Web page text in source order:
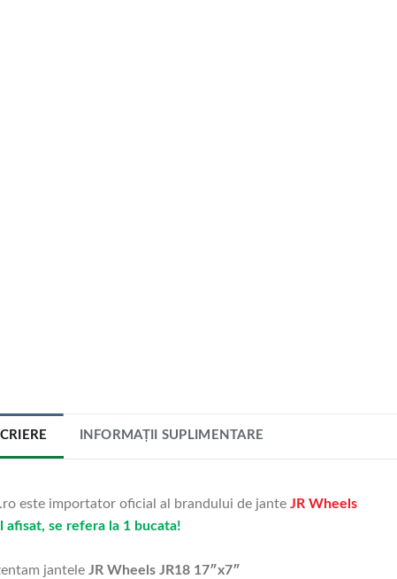
INFORMAȚII SUPLIMENTARE
este importator oficial al brandului de jante JR Wheels
afisat, se refera la 1 bucata!
jantele JR Wheels JR18 17″x7″